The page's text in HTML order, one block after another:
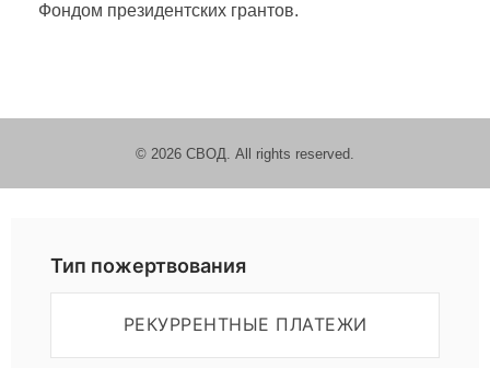
с
о
и
Фондом президентских грантов.
© 2026 СВОД. All rights reserved.
Тип пожертвования
РЕКУРРЕНТНЫЕ ПЛАТЕЖИ